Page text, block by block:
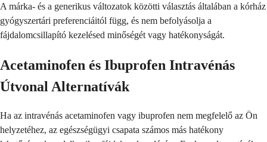
A márka- és a generikus változatok közötti választás általában a kórház
gyógyszertári preferenciáitól függ, és nem befolyásolja a
fájdalomcsillapító kezelésed minőségét vagy hatékonyságát.
Acetaminofen és Ibuprofen Intravénás
Útvonal Alternatívák
Ha az intravénás acetaminofen vagy ibuprofen nem megfelelő az Ön
helyzetéhez, az egészségügyi csapata számos más hatékony